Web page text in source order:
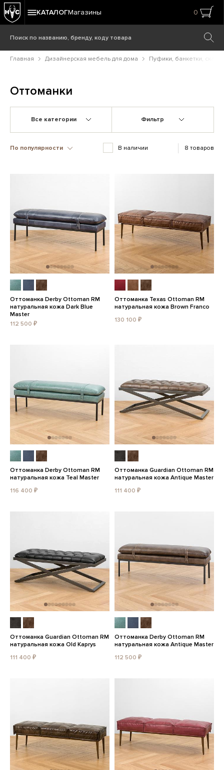
КАТАЛОГМагазины 0
Главная Дизайнерская мебель для дома Пуфики, банкетки,
Оттоманки
Все категории Фильтр
По популярности В наличии 8 товаров
Оттоманка Derby Ottoman RM
натуральная кожа Dark Blue
Master
112 500 ₽
Оттоманка Texas Ottoman RM
натуральная кожа Brown Franco
130 100 ₽
Оттоманка Derby Ottoman RM
натуральная кожа Teal Master
116 400 ₽
Оттоманка Guardian Ottoman RM
натуральная кожа Antique Master
111 400 ₽
Оттоманка Guardian Ottoman RM
натуральная кожа Old Kaprys
111 400 ₽
Оттоманка Derby Ottoman RM
натуральная кожа Antique Master
112 500 ₽